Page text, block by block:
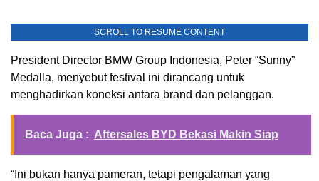
SCROLL TO RESUME CONTENT
President Director BMW Group Indonesia, Peter “Sunny”
Medalla, menyebut festival ini dirancang untuk
menghadirkan koneksi antara brand dan pelanggan.
Baca Juga : Aftersales BYD Bekasi Makin Siap
“Ini bukan hanya pameran, tetapi pengalaman yang